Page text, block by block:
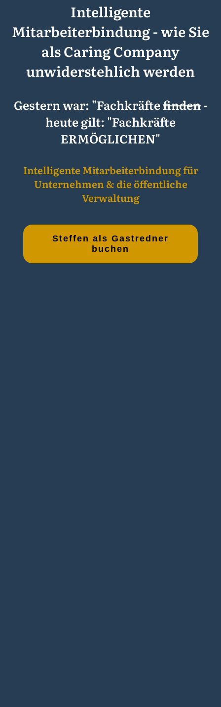
Intelligente
Mitarbeiterbindung - wie Sie
alsCaring Company
unwiderstehlich werden
Gestern war: "Fachkräftefinden-
heute gilt: "Fachkräfte
ERMÖGLICHEN"
Intelligente Mitarbeiterbindung für
Unternehmen & die öffentliche
Verwaltung
Steffen als Gastredner
buchen